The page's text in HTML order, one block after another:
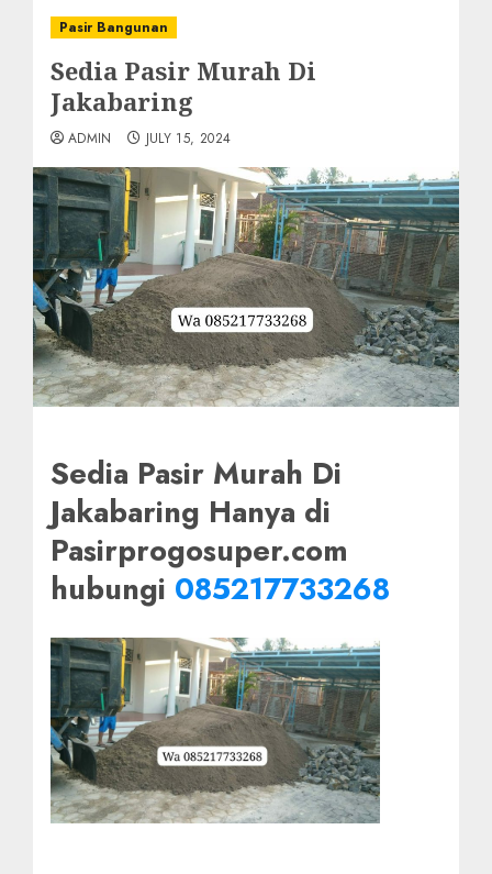
Pasir Bangunan
Sedia Pasir Murah Di
Jakabaring
ADMIN JULY 15, 2024
Sedia Pasir Murah Di
Jakabaring Hanya di
Pasirprogosuper.com
hubungi 085217733268